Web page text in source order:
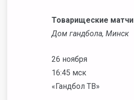
Товарищеские матчи
Дом гандбола, Минск
26 ноября
16:45 мск
«Гандбол ТВ»